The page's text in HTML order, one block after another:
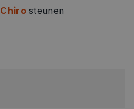
Chirosteunen